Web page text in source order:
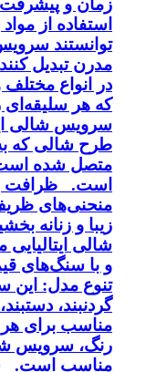
زمان و پیشرفت
استفاده از
توانستند
مدرن تبدیل
در انواع
که هر
سرویس شالی
طرح شالی که
متصل شده
است. ظرافت و
منحنی‌های
زیبا و زنانه
شالی
و با سنگ‌های
تنوع مدل: این
گردنبند،
مناسب برای هر
رنگ، سرویس
مناسب است.